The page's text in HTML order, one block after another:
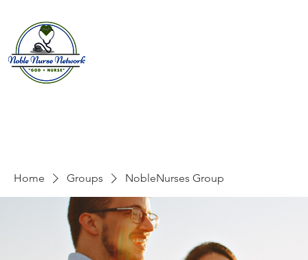
Home Groups NobleNurses Group